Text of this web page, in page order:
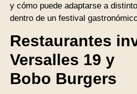
y cómo puede adaptarse a
dentro de un festival
Restaurantes
Versalles 19 y
Bobo Burgers